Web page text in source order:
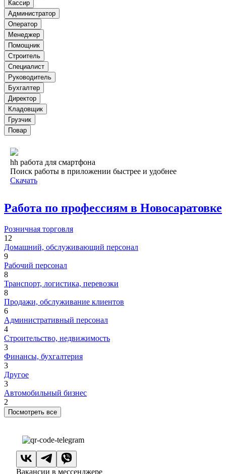
Кассир
Администратор
Оператор
Менеджер
Помощник
Строитель
Специалист
Руководитель
Бухгалтер
Директор
Кладовщик
Грузчик
Повар
hh работа для смартфона
Поиск работы в приложении быстрее и удобнее
Скачать
Работа по профессиям в Новосаратовке
Розничная торговля
12
Домашний, обслуживающий персонал
9
Рабочий персонал
8
Транспорт, логистика, перевозки
8
Продажи, обслуживание клиентов
6
Административный персонал
4
Строительство, недвижимость
3
Финансы, бухгалтерия
3
Другое
3
Автомобильный бизнес
2
Посмотреть все
Вакансии в мессенджере